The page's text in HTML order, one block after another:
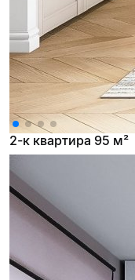
2-к квартира 95 м²